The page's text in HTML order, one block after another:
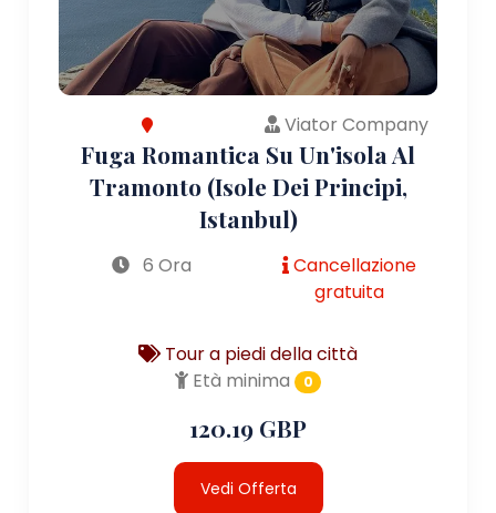
Viator Company
Fuga Romantica Su Un'isola Al
Tramonto (Isole Dei Principi,
Istanbul)
6 Ora
Cancellazione
gratuita
Tour a piedi della città
Età minima
0
120.19 GBP
Vedi Offerta